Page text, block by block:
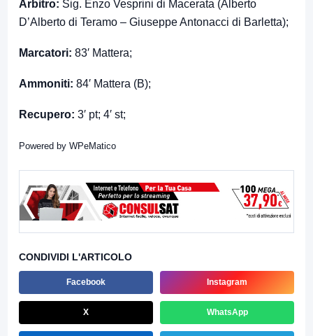
Arbitro: Sig. Enzo Vesprini di Macerata (Alberto
D’Alberto di Teramo – Giuseppe Antonacci di Barletta);
Marcatori: 83′ Mattera;
Ammoniti: 84′ Mattera (B);
Recupero: 3′ pt; 4′ st;
Powered by WPeMatico
CONDIVIDI L'ARTICOLO
Facebook Instagram
X WhatsApp